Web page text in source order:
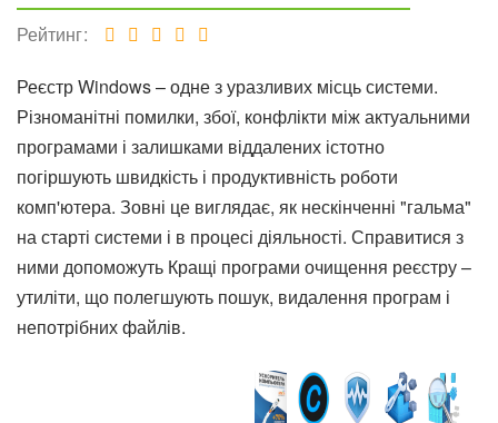
Рейтинг
Реєстр Windows – одне з уразливих місць системи.
Різноманітні помилки, збої, конфлікти між актуальними
програмами і залишками віддалених істотно
погіршують швидкість і продуктивність роботи
комп'ютера. Зовні це виглядає, як нескінченні "гальма"
на старті системи і в процесі діяльності. Справитися з
ними допоможуть Кращі програми очищення реєстру –
утиліти, що полегшують пошук, видалення програм і
непотрібних файлів.